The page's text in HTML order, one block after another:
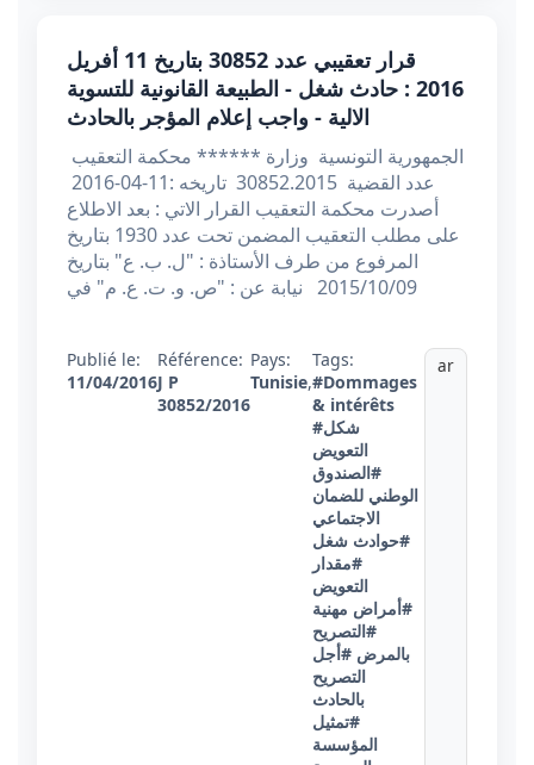
قرار تعقيبي عدد 30852 بتاريخ 11 أفريل
2016 : حادث شغل - الطبيعة القانونية للتسوية
الالية - واجب إعلام المؤجر بالحادث
الجمهورية التونسية وزارة ****** محكمة التعقيب
أصدرت محكمة التعقيب القرار الاتي : بعد الاطلاع
على مطلب التعقيب المضمن تحت عدد 1930 بتاريخ
المرفوع من طرف الأستاذة : "ل. ب. ع" بتاريخ
2015/10/09 نيابة عن : "ص. و. ت. ع. م" في
Publié le:
11/04/2016
Référence:
J P
30852/2016
Pays:
Tunisie,
Tags:
#Dommages
& intérêts
#شكل
التعويض
#الصندوق
الوطني للضمان
الاجتماعي
#حوادث شغل
#مقدار
التعويض
#أمراض مهنية
#التصريح
بالمرض #أجل
التصريح
بالحادث
#تمثيل
المؤسسة
ar